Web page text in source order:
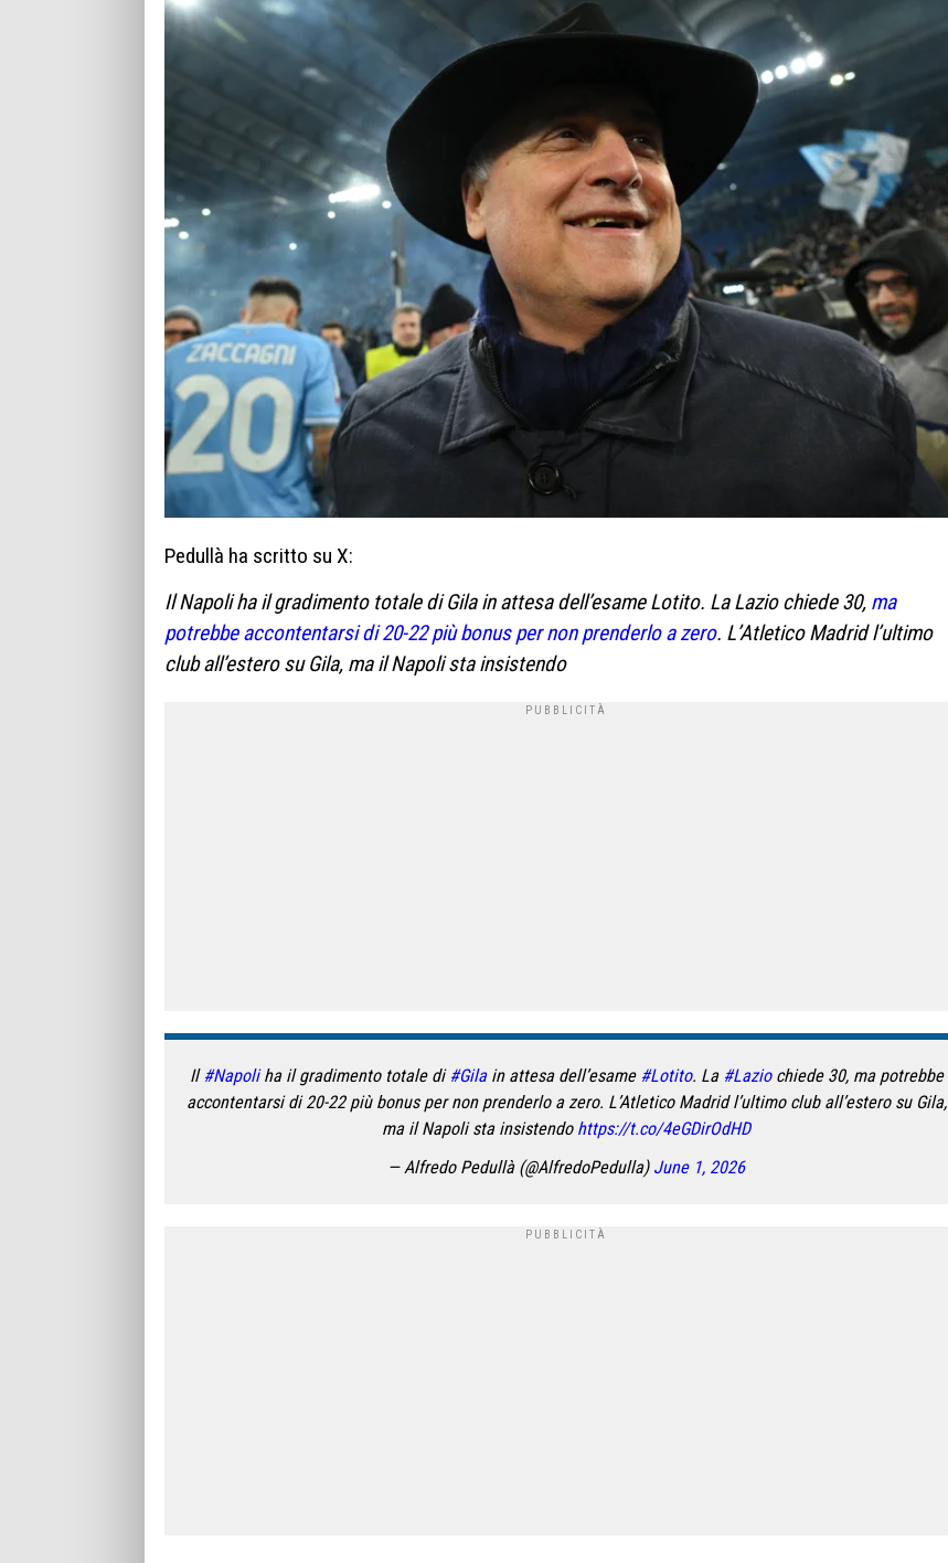
Pedullà ha scritto su X:
Il Napoli ha il gradimento totale di Gila in attesa dell’esame Lotito. La Lazio chiede 30, ma
potrebbe accontentarsi di 20-22 più bonus per non prenderlo a zero. L’Atletico Madrid l’ultimo
club all’estero su Gila, ma il Napoli sta insistendo
Il #Napoliha il gradimento totale di #Gilain attesa dell’esame #Lotito. La #Laziochiede 30, ma potrebbe
accontentarsi di 20-22 più bonus per non prenderlo a zero. L’Atletico Madrid l’ultimo club all’estero su Gila,
ma il Napoli sta insistendo https://t.co/4eGDirOdHD
— Alfredo Pedullà (@AlfredoPedulla) June 1, 2026